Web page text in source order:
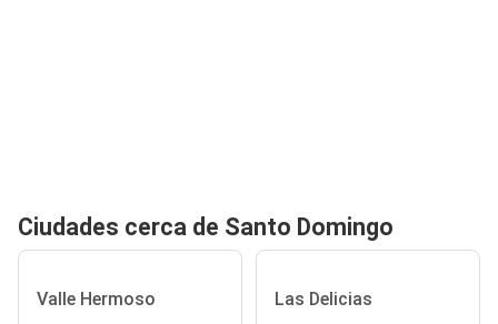
Ciudades cerca de Santo Domingo
Valle Hermoso Las Delicias